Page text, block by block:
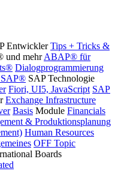
Entwickler Tips + Tricks &
und mehrABAP® für
Dialogprogrammierung
SAP® SAP Technologie
Fiori, UI5, JavaScript SAP
Exchange Infrastructure
Basis Module Financials
& Produktionsplanung
Human Resources
OFF Topic
Boards